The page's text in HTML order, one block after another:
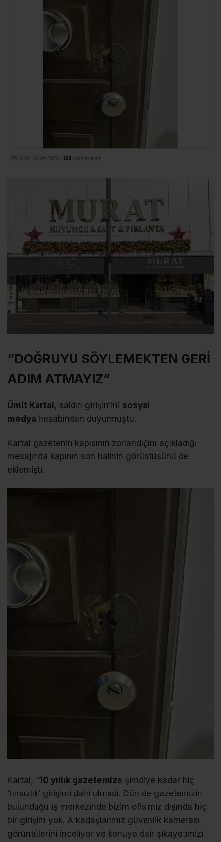
“DOĞRUYU SÖYLEMEKTEN GERİ
ADIM ATMAYIZ”
Ümit Kartal , saldırı girişimini sosyal
medya hesabından duyurmuştu.
Kartal gazetenin kapısının zorlandığını açıkladığı
mesajında kapının son halinin görüntüsünü de
eklemişti.
Kartal, “10 yıllık gazetemize şimdiye kadar hiç
‘hırsızlık’ girişimi dahi olmadı. Dün de gazetemizin
bulunduğu iş merkezinde bizim ofisimiz dışında hiç
bir girişim yok. Arkadaşlarımız güvenlik kamerası
görüntülerini inceliyor ve konuya dair şikayetimizi